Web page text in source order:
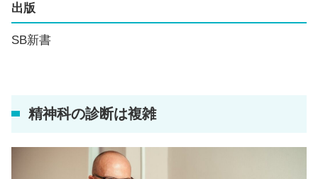
出版
SB新書
精神科の診断は複雑